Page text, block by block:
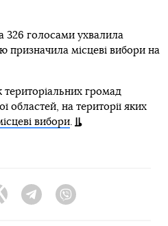
326 голосами ухвалила
призначила місцеві вибори на
громад
областей, на території яких
вибори.
Twitter Telegram